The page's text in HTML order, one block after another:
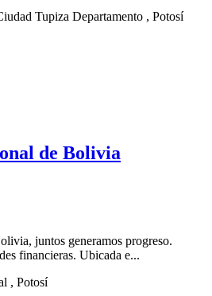
Tupiza Departamento , Potosí
de Bolivia
juntos generamos progreso.
financieras. Ubicada e...
, Potosí